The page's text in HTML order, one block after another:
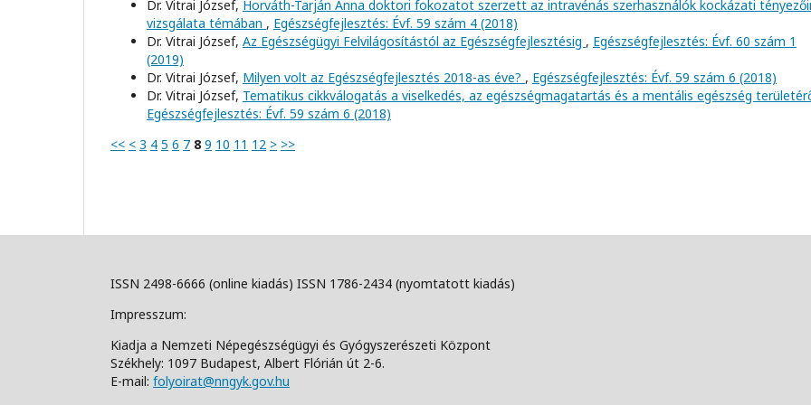
Dr. Vitrai József, Horváth-Tarján Anna doktori fokozatot szerzett az intravénás szerhasználók kockázati
vizsgálata témában , Egészségfejlesztés: Évf. 59 szám 4 (2018)
Dr. Vitrai József, Az Egészségügyi Felvilágosítástól az Egészségfejlesztésig , Egészségfejlesztés: Évf. 60 szám 1
(2019)
Dr. Vitrai József, Milyen volt az Egészségfejlesztés 2018-as éve? , Egészségfejlesztés: Évf. 59 szám 6 (2018)
Dr. Vitrai József, Tematikus cikkválogatás a viselkedés, az egészségmagatartás és a mentális egészség
Egészségfejlesztés: Évf. 59 szám 6 (2018)
<< < 3 4 5 6 7 8 9 10 11 12 > >>
ISSN 2498-6666 (online kiadás) ISSN 1786-2434 (nyomtatott kiadás)
Impresszum:
Kiadja a Nemzeti Népegészségügyi és Gyógyszerészeti Központ
Székhely: 1097 Budapest, Albert Flórián út 2-6.
E-mail: folyoirat@nngyk.gov.hu